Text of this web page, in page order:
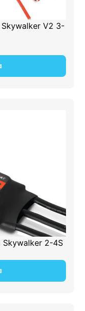
V2 3-
2-4S